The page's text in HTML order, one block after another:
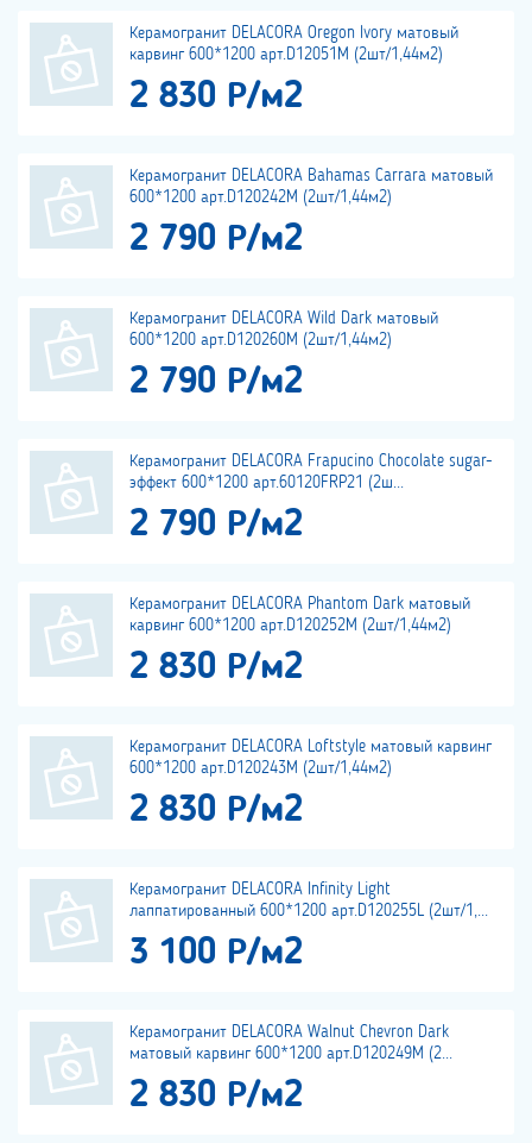
Керамогранит DELACORA Oregon Ivory матовый
карвинг 600*1200 арт.D12051M (2шт/1,44м2)
2 830 Р/м2
Керамогранит DELACORA Bahamas Carrara матовый
600*1200 арт.D120242M (2шт/1,44м2)
2 790 Р/м2
Керамогранит DELACORA Wild Dark матовый
600*1200 арт.D120260M (2шт/1,44м2)
2 790 Р/м2
Керамогранит DELACORA Frapucino Chocolate sugar-
эффект 600*1200 арт.60120FRP21 (2ш...
2 790 Р/м2
Керамогранит DELACORA Phantom Dark матовый
карвинг 600*1200 арт.D120252M (2шт/1,44м2)
2 830 Р/м2
Керамогранит DELACORA Loftstyle матовый карвинг
600*1200 арт.D120243M (2шт/1,44м2)
2 830 Р/м2
Керамогранит DELACORA Infinity Light
лаппатированный 600*1200 арт.D120255L (2шт/1,...
3 100 Р/м2
Керамогранит DELACORA Walnut Chevron Dark
матовый карвинг 600*1200 арт.D120249M (2...
2 830 Р/м2